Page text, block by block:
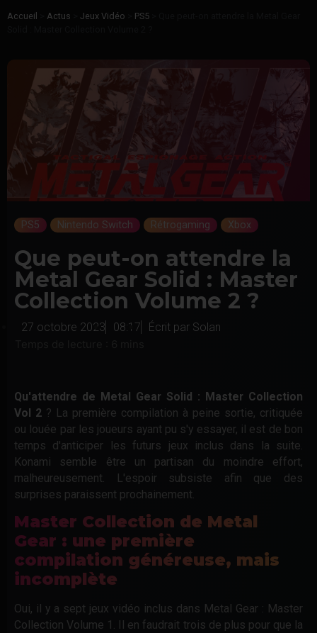
Accueil Actus Jeux Vidéo PS5
PS5 Nintendo Switch Rétrogaming Xbox
Que peut-on attendre la
Metal Gear Solid : Master
Collection Volume 2 ?
27 octobre 2023 08:17 Écrit par Solan
Qu'attendre de Metal Gear Solid : Master Collection
Vol 2 ? La première compilation à peine sortie, critiquée
ou louée par les joueurs ayant pu s'y essayer, il est de bon
temps d'anticiper les futurs jeux inclus dans la suite.
Konami semble être un partisan du moindre effort,
malheureusement. L'espoir subsiste afin que des
surprises paraissent prochainement.
Master Collection de Metal
Gear : une première
compilation généreuse, mais
incomplète
Oui, il y a sept jeux vidéo inclus dans Metal Gear : Master
Collection Volume 1. Il en faudrait trois de plus pour que la